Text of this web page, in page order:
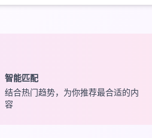
智能匹配
结合热门趋势，为你推荐最合适的内
容